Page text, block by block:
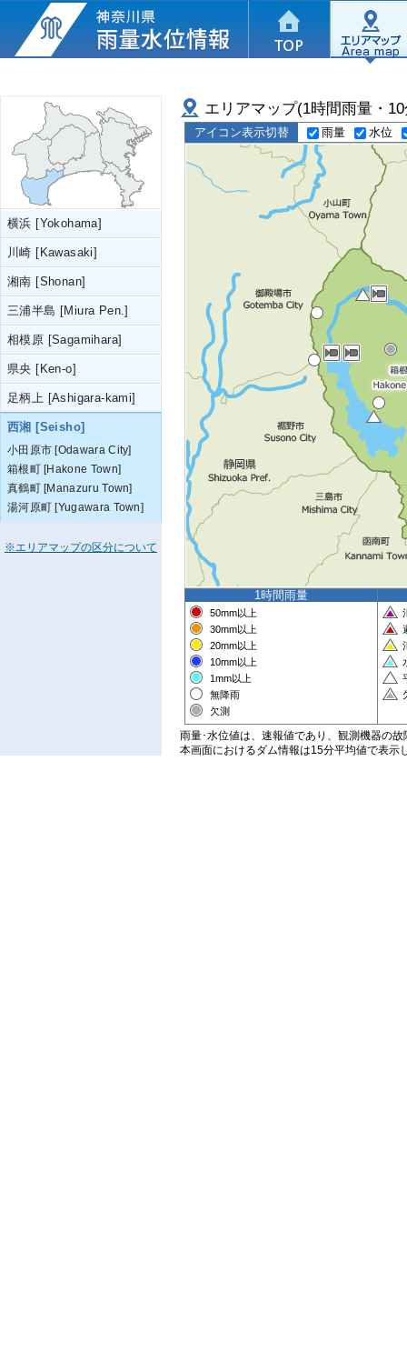
横浜 [Yokohama]
川崎 [Kawasaki]
湘南 [Shonan]
三浦半島 [Miura Pen.]
相模原 [Sagamihara]
県央 [Ken-o]
足柄上 [Ashigara-kami]
西湘 [Seisho]
小田原市 [Odawara City]
箱根町 [Hakone Town]
真鶴町 [Manazuru Town]
湯河原町 [Yugawara Town]
※エリアマップの区分について
エリアマップ(1時間雨量・
アイコン表示切替 雨量 水位
1時間雨量
50mm以上
30mm以上
20mm以上
10mm以上
1mm以上
無降雨
欠測
雨量･水位値は、速報値であり、観測機器の
本画面におけるダム情報は15分平均値で表示